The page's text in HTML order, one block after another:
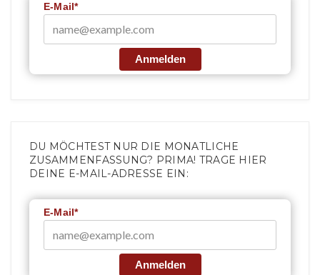
E-Mail*
Anmelden
DU MÖCHTEST NUR DIE MONATLICHE
ZUSAMMENFASSUNG? PRIMA! TRAGE HIER
DEINE E-MAIL-ADRESSE EIN:
E-Mail*
Anmelden